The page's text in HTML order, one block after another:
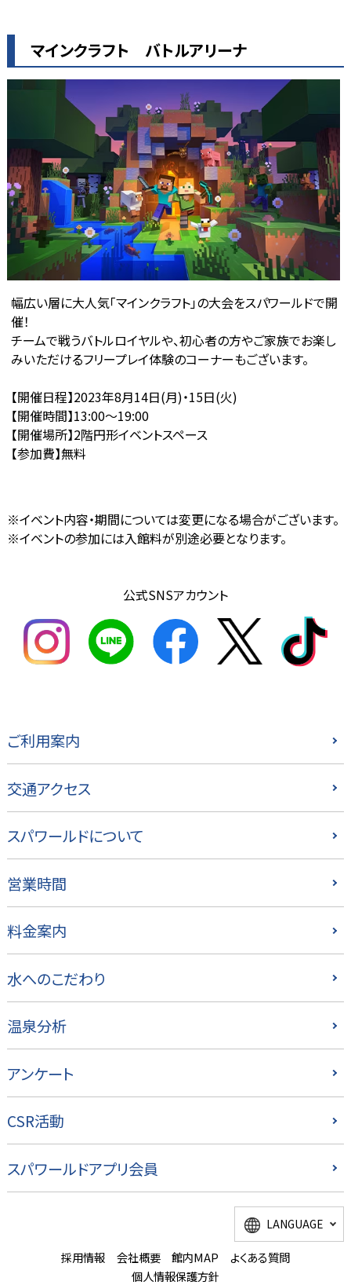
マインクラフト バトルアリーナ
幅広い層に大人気「マインクラフト」の大会をスパワールドで開
催！
チームで戦うバトルロイヤルや、初心者の方やご家族でお楽し
みいただけるフリープレイ体験のコーナーもございます。
【開催日程】2023年8月14日(月)・15日(火)
【開催時間】13:00～19:00
【開催場所】2階円形イベントスペース
【参加費】無料
※イベント内容・期間については変更になる場合がございます。
※イベントの参加には入館料が別途必要となります。
公式SNSアカウント
ご利用案内
交通アクセス
スパワールドについて
営業時間
料金案内
水へのこだわり
温泉分析
スパワールドアプリ会員
CSR活動
アンケート
採用情報 会社概要 館内MAP
よくある質問
個人情報保護方針
LANGUAGE